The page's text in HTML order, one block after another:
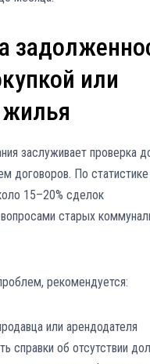
или
заслуживает проверка
договоров. По
15–20% сделок
старых
рекомендуется:
или арендодателя
справки об отсутствии